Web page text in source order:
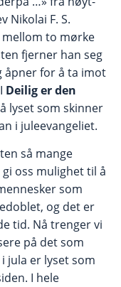
Nikolai F. S.
to mørke
fjerner han seg
åpner for å ta imot
Deilig er den
lyset som skinner
i juleevangeliet.
så mange
oss mulighet til å
som
og det er
tid. Nå trenger vi
på det som
jula er lyset som
I hele